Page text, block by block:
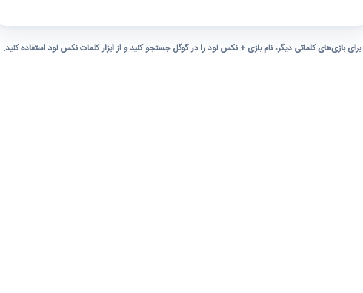
برای بازی‌های کلماتی دیگر، نام بازی + نکس لود را در گوگل جستجو کنید و از ابزار کلمات نکس لود استفاده کنید.